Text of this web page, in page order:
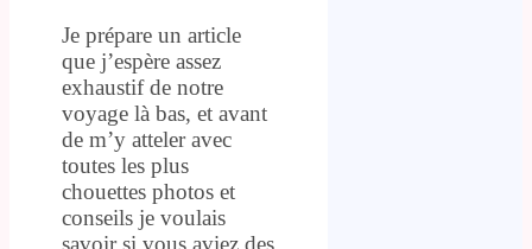
Je prépare un article
que j’espère assez
exhaustif de notre
voyage là bas, et avant
de m’y atteler avec
toutes les plus
chouettes photos et
conseils je voulais
savoir si vous aviez des